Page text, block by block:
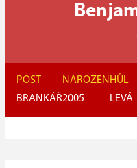
POST
BRANKÁŘ
NAROZEN
2005
HŮL
LEVÁ